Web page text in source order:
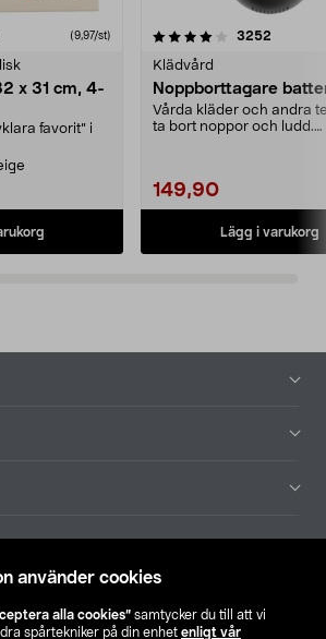
använder cookies
alla cookies” samtycker du till att vi
spårtekniker på din enhet enligt vår
(9,97/st)
x 31 cm, 4-
favorit” i
3252
Klädvård
Noppborttagare
Vårda kläder och andra
ta bort noppor och ludd.
149,90
Lägg i varukorg
4.5av 5 stjärnor